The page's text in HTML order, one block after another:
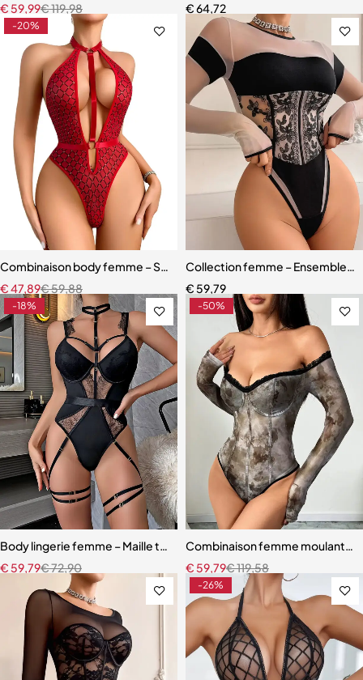
€119,98
€ 59,99
€64,72
-20%
Combinaison body femme – Style moderne rouge avec effet
€59,88
€47,89
Collection femme – Ensemble
€ 59,79
-18%
Body lingerie femme – Maille transparente et coupe sculptante
€72,90
€ 59,79
-50%
Combinaison femme moulante
€119,58
€ 59,79
-26%